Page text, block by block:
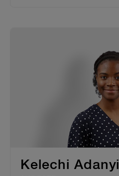
Kelechi Adanyi